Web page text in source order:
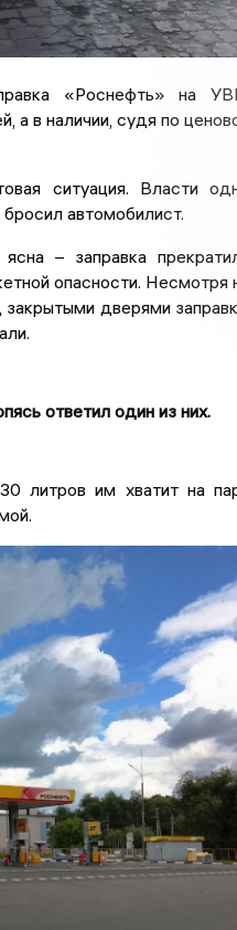
«Роснефть» на
а в наличии, судя по
ситуация. Власти
автомобилист.
– заправка
опасности. Несмотря
дверями
ответил один из них.
литров им хватит на